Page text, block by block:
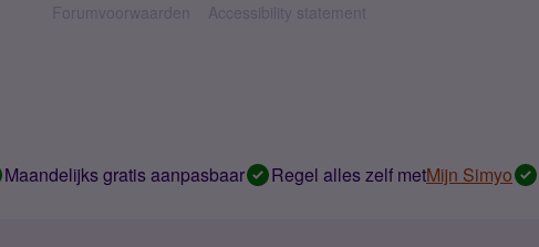
Forumvoorwaarden Accessibility statement
Maandelijks gratis aanpasbaar Regel alles zelf metMijn Simyo